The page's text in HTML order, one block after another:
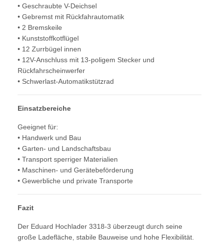
• Geschraubte V-Deichsel
• Gebremst mit Rückfahrautomatik
• 2 Bremskeile
• Kunststoffkotflügel
• 12 Zurrbügel innen
• 12V-Anschluss mit 13-poligem Stecker und
Rückfahrscheinwerfer
• Schwerlast-Automatikstützrad
Einsatzbereiche
Geeignet für:
• Handwerk und Bau
• Garten- und Landschaftsbau
• Transport sperriger Materialien
• Maschinen- und Gerätebeförderung
• Gewerbliche und private Transporte
Fazit
Der Eduard Hochlader 3318-3 überzeugt durch seine
große Ladefläche, stabile Bauweise und hohe Flexibilität.